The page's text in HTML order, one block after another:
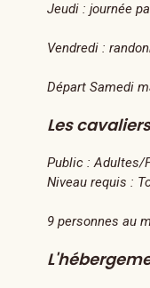
Jeudi : journée
Vendredi :
Départ Samedi
Les cavaliers
Public : Adultes/
Niveau requis :
9 personnes au